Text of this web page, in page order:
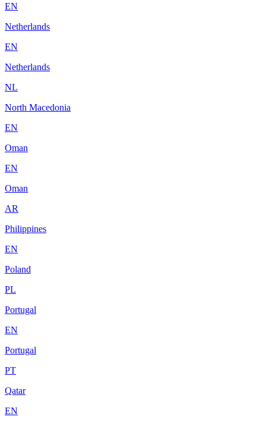
EN
Netherlands
EN
Netherlands
NL
North Macedonia
EN
Oman
EN
Oman
AR
Philippines
EN
Poland
PL
Portugal
EN
Portugal
PT
Qatar
EN